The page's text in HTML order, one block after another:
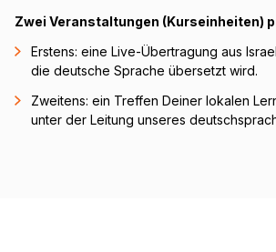
Zwei Veranstaltungen (Kurseinheiten)
Erstens: eine Live-Übertragung aus
die deutsche Sprache übersetzt wird.
Zweitens: ein Treffen Deiner lokalen
unter der Leitung unseres